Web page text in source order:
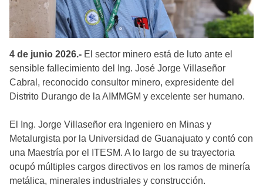
4 de junio 2026.- El sector minero está de luto ante el
sensible fallecimiento del Ing. José Jorge Villaseñor
Cabral, reconocido consultor minero, expresidente del
Distrito Durango de la AIMMGM y excelente ser humano.
El Ing. Jorge Villaseñor era Ingeniero en Minas y
Metalurgista por la Universidad de Guanajuato y contó con
una Maestría por el ITESM. A lo largo de su trayectoria
ocupó múltiples cargos directivos en los ramos de minería
metálica, minerales industriales y construcción.